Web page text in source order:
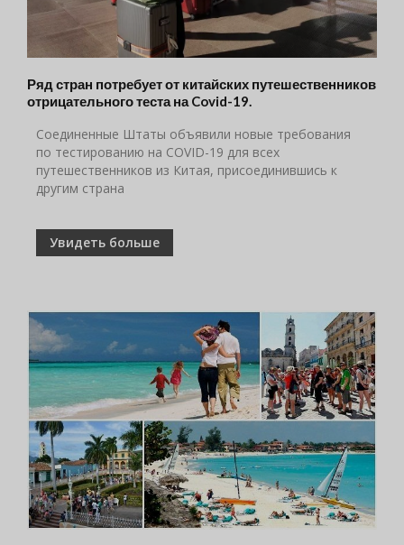
Ряд стран потребует от китайских путешественников
отрицательного теста на Covid-19.
Соединенные Штаты объявили новые требования
по тестированию на COVID-19 для всех
путешественников из Китая, присоединившись к
другим страна
Увидеть больше